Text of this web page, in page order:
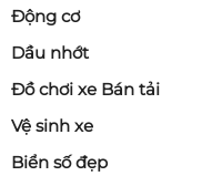
Động cơ
Dầu nhớt
Đồ chơi xe Bán tải
Vệ sinh xe
Biển số đẹp